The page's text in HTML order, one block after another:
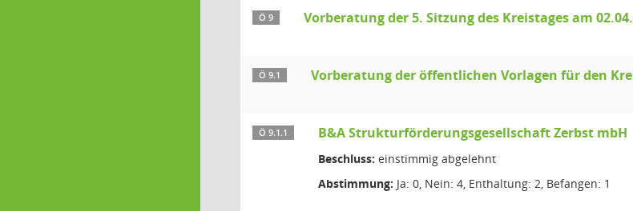
Ö 9 Vorberatung der 5. Sitzung des Kreistages am
Ö 9.1 Vorberatung der öffentlichen Vorlagen für den
Ö 9.1.1 B&A Strukturförderungsgesellschaft Zerbst mbH
Beschluss: einstimmig abgelehnt
Abstimmung: Ja: 0, Nein: 4, Enthaltung: 2, Befangen: 1